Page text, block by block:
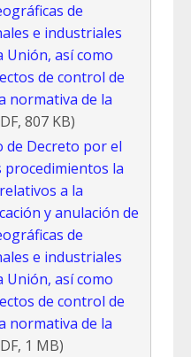
de
e industriales
Unión, así como
de control de
normativa de la
807 KB)
de Decreto por el
la
a la
y anulación de
de
e industriales
Unión, así como
de control de
normativa de la
1 MB)